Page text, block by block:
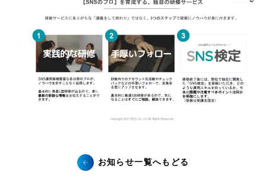
お知らせ一覧へもどる